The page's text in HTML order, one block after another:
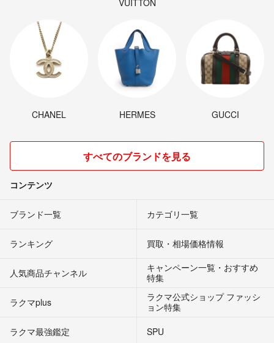
CHANEL HERMES GUCCI
すべてのブランドを見る
コンテンツ
ブランド一覧 カテゴリ一覧
ランキング 買取・相場価格情報
人気商品チャンネル
キャンペーン一覧・おすすめ
特集
ラクマplus
ラクマ公式ショップ ファッシ
ョン特集
ラクマ最強鑑定
SPU